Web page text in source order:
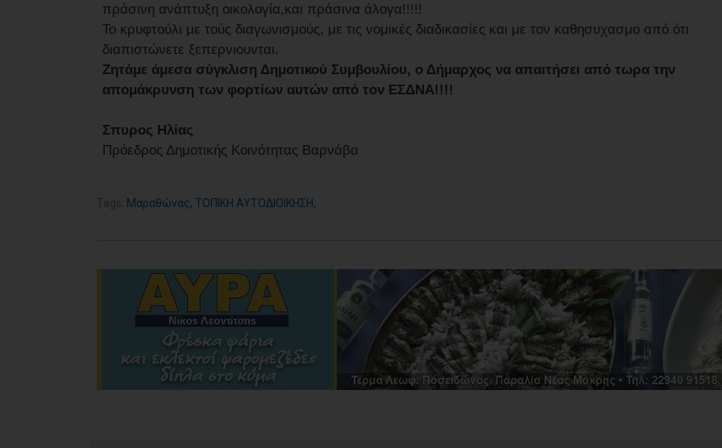
πράσινη ανάπτυξη οικολογία,και πράσινα άλογα!!!!!
Το κρυφτούλι με τούς διαγωνισμούς, με τις νομικές διαδικασίες και με τον καθησυχασμο από ότι
διαπιστώνετε ξεπερνιουνται.
Ζητάμε άμεσα σύγκλιση Δημοτικού Συμβουλίου, ο Δήμαρχος να απαιτήσει από τωρα την
απομάκρυνση των φορτίων αυτών από τον ΕΣΔΝΑ!!!!
Σπυρος Ηλίας
Πρόεδρος Δημοτικής Κοινότητας Βαρνάβα
Tags: Μαραθώνας, ΤΟΠΙΚΗ ΑΥΤΟΔΙΟΙΚΗΣΗ,